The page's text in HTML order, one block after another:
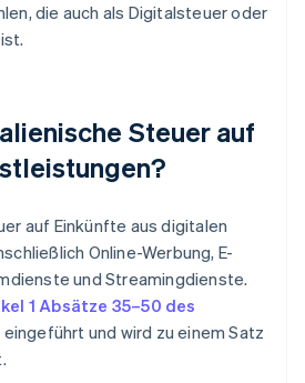
die auch als Digitalsteuer oder
Steuer auf
auf Einkünfte aus digitalen
Online-Werbung, E-
und Streamingdienste.
1 Absätze 35–50 des
eingeführt und wird zu einem Satz